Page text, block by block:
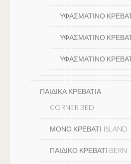
ΥΦΑΣΜΑΤΙΝΟ
ΥΦΑΣΜΑΤΙΝΟ
ΥΦΑΣΜΑΤΙΝΟ
ΠΑΙΔΙΚΑ ΚΡΕΒΑΤΙΑ
CORNER BED
ΜΟΝΟ ΚΡΕΒΑΤΙ ISLAND
ΠΑΙΔΙΚΟ ΚΡΕΒΑΤΙ BERN